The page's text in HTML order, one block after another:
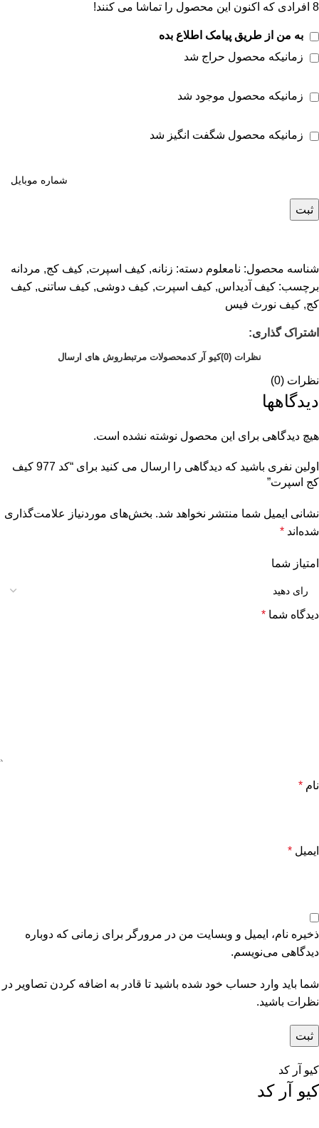
8 افرادی که اکنون این محصول را تماشا می کنند!
به من از طریق پیامک اطلاع بده
زمانیکه محصول حراج شد
زمانیکه محصول موجود شد
زمانیکه محصول شگفت انگیز شد
ثبت
شناسه محصول: نامعلوم دسته: زنانه, کیف اسپرت, کیف کج, مردانه
برچسب: کیف آدیداس, کیف اسپرت, کیف دوشی, کیف ساتنی, کیف
کج, کیف نورث فیس
اشتراک گذاری:
نظرات (0) کیو آر کدمحصولات مرتبطروش های ارسال
نظرات (0)
دیدگاهها
هیچ دیدگاهی برای این محصول نوشته نشده است.
اولین نفری باشید که دیدگاهی را ارسال می کنید برای “کد 977 کیف
کج اسپرت”
نشانی ایمیل شما منتشر نخواهد شد. بخش‌های موردنیاز علامت‌گذاری
شده‌اند *
امتیاز شما
دیدگاه شما *
نام *
ایمیل *
ذخیره نام، ایمیل و وبسایت من در مرورگر برای زمانی که دوباره
دیدگاهی می‌نویسم.
شما باید وارد حساب خود شده باشید تا قادر به اضافه کردن تصاویر در
نظرات باشید.
کیو آر کد
کیو آر کد